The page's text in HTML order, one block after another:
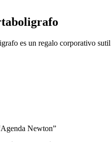
es un regalo corporativo
Newton”